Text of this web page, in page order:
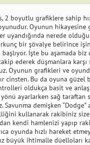
2 boyutlu grafiklere sahip
Oyunun hikayesine
uyandığında nerede
bir şövalye belirince
başlıyor. İşte bu aşamada biz
ederek düşmanlara karşı
Oyunun grafikleri ve
cinsten. Bu da oyuna güzel
oldukça basit ve
ayarlarken sağ taraftan
Savunma demişken “Dodge”
kullanarak rakibiniz
kendi hamlenizi yapıp
oyunda hızlı hareket
büyük ihtimalle düelloları